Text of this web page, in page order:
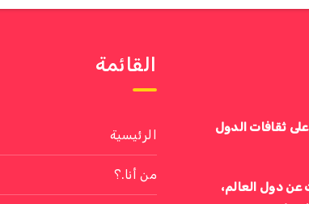
ثقافات الدول
عن دول العالم،
القائمة
الرئيسية
من أنا.؟